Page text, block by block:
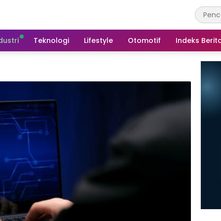
Teknologi Lifestyle Otomotif Indeks